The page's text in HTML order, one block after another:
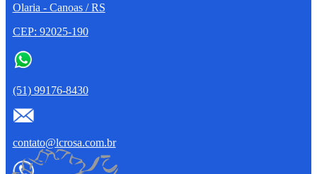
Olaria - Canoas / RS
CEP: 92025-190
(51) 99176-8430
contato@lcrosa.com.br